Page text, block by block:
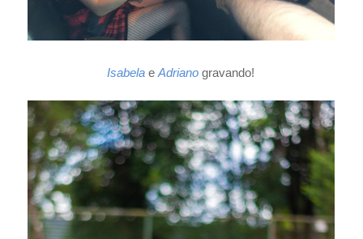
Isabelae Adrianogravando!